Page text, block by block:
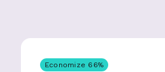
Economize 66%